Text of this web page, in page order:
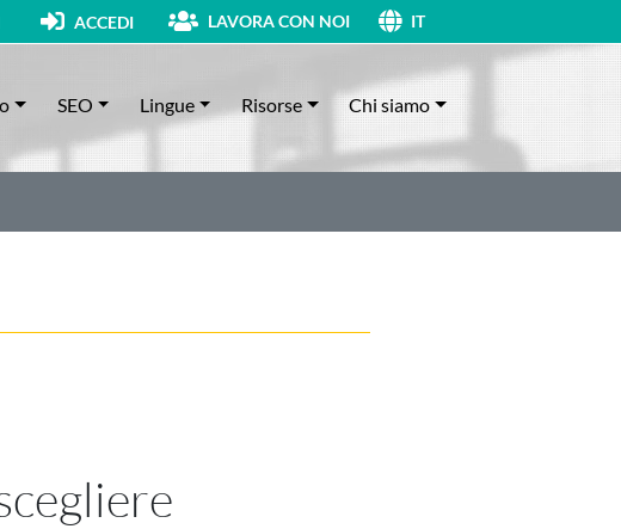
ACCEDI LAVORA CON NOI IT
SEO Lingue Risorse Chi siamo